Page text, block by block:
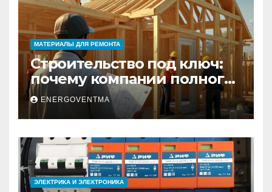
МАТЕРИАЛЫ ДЛЯ РЕМОНТА
Строительство под ключ:
почему компании полного
цикла меняют рынок
недвижимости
ENERGOVENTMA
ЭЛЕКТРИКА И ЭЛЕКТРОНИКА